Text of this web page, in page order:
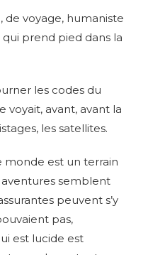
de voyage, humaniste
qui prend pied dans la
les codes du
voyait, avant, avant la
les satellites.
monde est un terrain
aventures semblent
peuvent s’y
pas,
est lucide est